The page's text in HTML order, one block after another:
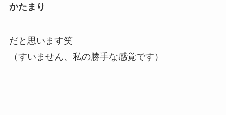
かたまり
だと思います笑
（すいません、私の勝手な感覚です）